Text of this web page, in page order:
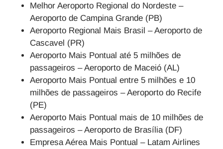
Melhor Aeroporto Regional do Nordeste –
Aeroporto de Campina Grande (PB)
Aeroporto Regional Mais Brasil – Aeroporto de
Cascavel (PR)
Aeroporto Mais Pontual até 5 milhões de
passageiros – Aeroporto de Maceió (AL)
Aeroporto Mais Pontual entre 5 milhões e 10
milhões de passageiros – Aeroporto do Recife
(PE)
Aeroporto Mais Pontual mais de 10 milhões de
passageiros – Aeroporto de Brasília (DF)
Empresa Aérea Mais Pontual – Latam Airlines